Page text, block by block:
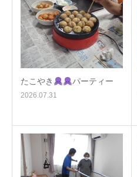
たこやき パーティー
2026.07.31